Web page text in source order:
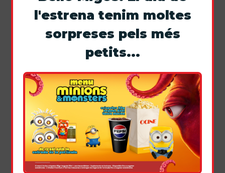
Ocine Roquetes ara és full PREMIUM!
PREMIUM
ROQUETES
BLANES VOSE·Dolby ATMOS
4D E-Motion
l'estrena tenim moltes
sorpreses pels més
petits...